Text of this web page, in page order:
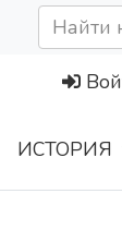
ИСТОРИЯ